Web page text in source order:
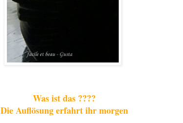
Was ist das ????
Die Auflösung erfahrt ihr morgen